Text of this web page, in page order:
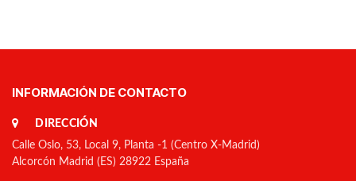
INFORMACIÓN DE CONTACTO
DIRECCIÓN
Calle Oslo, 53, Local 9, Planta -1 (Centro X-Madrid)
Alcorcón Madrid (ES) 28922 España